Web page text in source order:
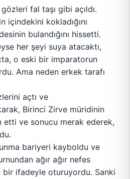
fal taşı gibi açıldı.
içindekini kokladığını
bulandığını hissetti.
her şeyi suya atacaktı,
o eski bir imparatorun
Ama neden erkek tarafı
açtı ve
Birinci Zirve müridinin
etti ve sonucu merak ederek,
bariyeri kayboldu ve
ağır ağır nefes
bir ifadeyle oturuyordu. Sanki